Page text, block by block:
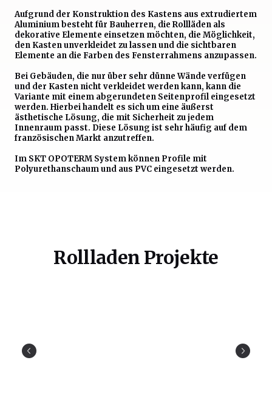
Aufgrund der Konstruktion des Kastens aus extrudiertem
Aluminium besteht für Bauherren, die Rollläden als
dekorative Elemente einsetzen möchten, die Möglichkeit,
den Kasten unverkleidet zu lassen und die sichtbaren
Elemente an die Farben des Fensterrahmens anzupassen.
Bei Gebäuden, die nur über sehr dünne Wände verfügen
und der Kasten nicht verkleidet werden kann, kann die
Variante mit einem abgerundeten Seitenprofil eingesetzt
werden. Hierbei handelt es sich um eine äußerst
ästhetische Lösung, die mit Sicherheit zu jedem
Innenraum passt. Diese Lösung ist sehr häufig auf dem
französischen Markt anzutreffen.
Im SKT OPOTERM System können Profile mit
Polyurethanschaum und aus PVC eingesetzt werden.
Rollladen Projekte